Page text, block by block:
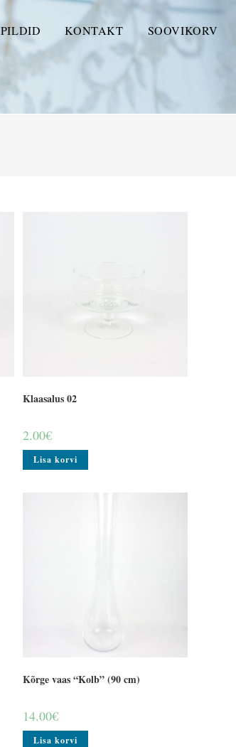
PILDID KONTAKT SOOVIKORV
Klaasalus 02
2.00€
Lisa korvi
Kõrge vaas “Kolb” (90 cm)
14.00€
Lisa korvi